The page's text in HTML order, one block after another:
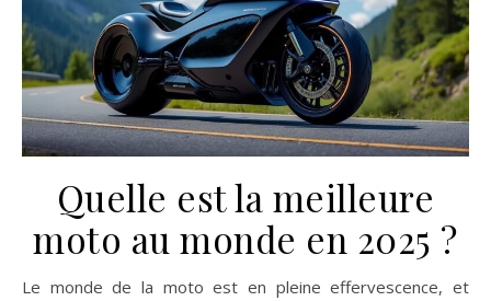
Quelle est la meilleure
moto au monde en 2025 ?
Le monde de la moto est en pleine effervescence, et